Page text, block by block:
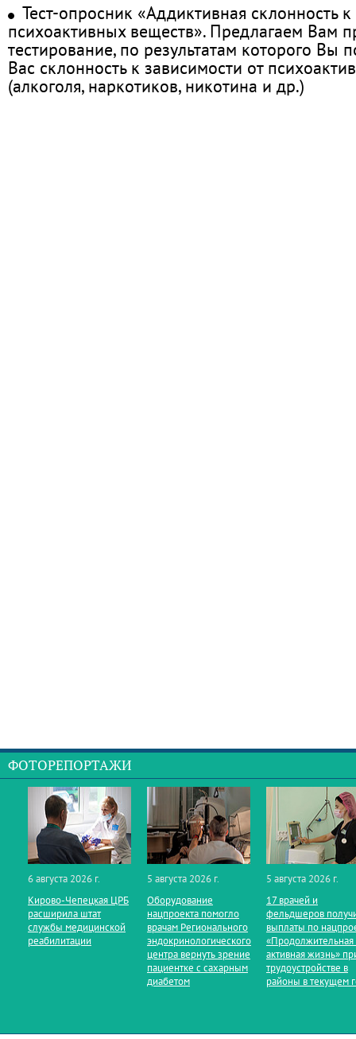
Тест-опросник «Аддиктивная склонность
психоактивных веществ». Предлагаем Вам
тестирование, по результатам которого Вы
Вас склонность к зависимости от
(алкоголя, наркотиков, никотина и др.)
ФОТОРЕПОРТАЖИ
6 августа 2026 г.
Кирово‑Чепецкая ЦРБ
расширила штат
службы медицинской
реабилитации
5 августа 2026 г.
Оборудование
нацпроекта помогло
врачам Регионального
эндокринологического
центра вернуть зрение
пациентке с сахарным
диабетом
5 августа 2026 г.
17 врачей и
фельдшеров
выплаты по
«Продолжительная
активная жизнь»
трудоустройстве в
районы в текущем